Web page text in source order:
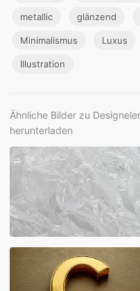
metallic glänzend
Minimalismus Luxus
Illustration
Ähnliche Bilder zu
herunterladen